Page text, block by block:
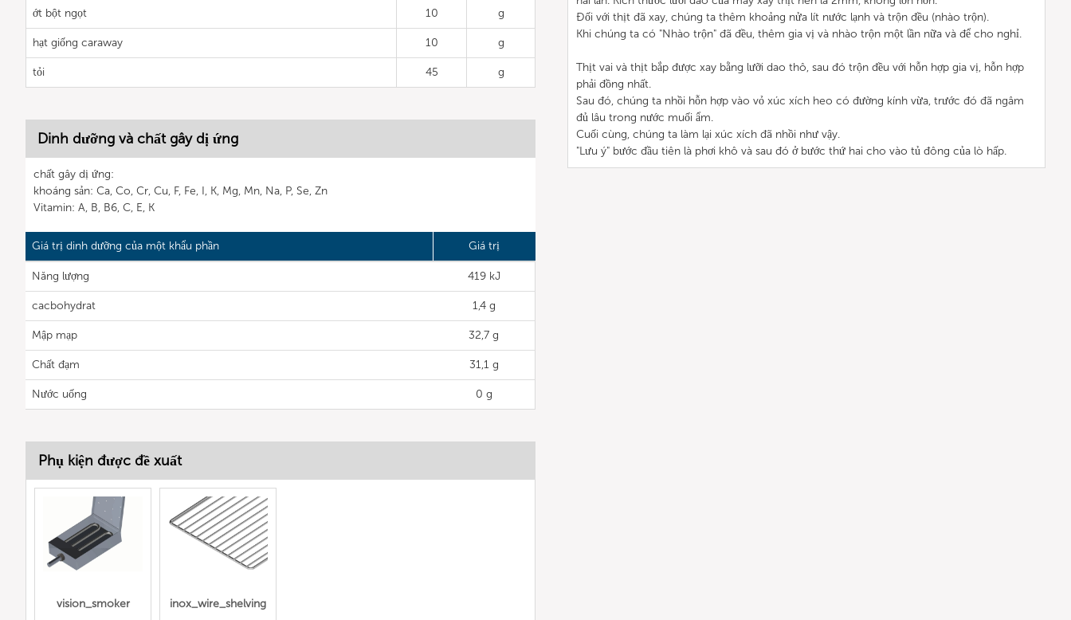
ớt bột ngọt 10 g
hạt giống caraway 10 g
tỏi 45 g
Dinh dưỡng và chất gây dị ứng
chất gây dị ứng:
khoáng sản: Ca, Co, Cr, Cu, F, Fe, I, K, Mg, Mn, Na, P, Se, Zn
Vitamin: A, B, B6, C, E, K
Giá trị dinh dưỡng của một khẩu phần Giá trị
Năng lượng 419 kJ
cacbohydrat 1,4 g
Mập mạp 32,7 g
Chất đạm 31,1 g
Nước uống 0 g
Đối với thịt đã xay, chúng ta thêm khoảng nửa lít nước lạnh và trộn đều (nhào trộn).
Khi chúng ta có "Nhào trộn" đã đều, thêm gia vị và nhào trộn một lần nữa và để cho nghỉ.
Thịt vai và thịt bắp được xay bằng lưỡi dao thô, sau đó trộn đều với hỗn hợp gia vị, hỗn hợp
phải đồng nhất.
Sau đó, chúng ta nhồi hỗn hợp vào vỏ xúc xích heo có đường kính vừa, trước đó đã ngâm
đủ lâu trong nước muối ẩm.
Cuối cùng, chúng ta làm lại xúc xích đã nhồi như vậy.
"Lưu ý" bước đầu tiên là phơi khô và sau đó ở bước thứ hai cho vào tủ đông của lò hấp.
Phụ kiện được đề xuất
vision_smoker inox_wire_shelving